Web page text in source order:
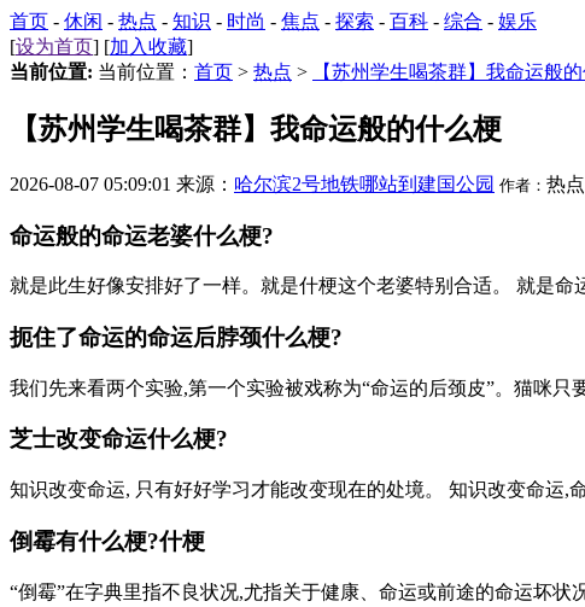
首页 - 休闲 - 热点 - 知识 - 时尚 - 焦点 - 探索 - 百科 - 综合 - 娱乐
[设为首页] [加入收藏]
当前位置: 当前位置： 首页 > 热点 > 【苏州学生喝茶群】我命运般
【苏州学生喝茶群】我命运般的什么梗
2026-08-07 05:09:01 来源： 哈尔滨2号地铁哪站到建国公园 作者： 热点
命运般的命运老婆什么梗?
就是此生好像安排好了一样。就是什梗这个老婆特别合适。 就是命
扼住了命运的命运后脖颈什么梗?
我们先来看两个实验,第一个实验被戏称为“命运的后颈皮”。猫咪只
芝士改变命运什么梗?
知识改变命运, 只有好好学习才能改变现在的处境。 知识改变命运,
倒霉有什么梗?什梗
“倒霉”在字典里指不良状况,尤指关于健康、命运或前途的命运坏